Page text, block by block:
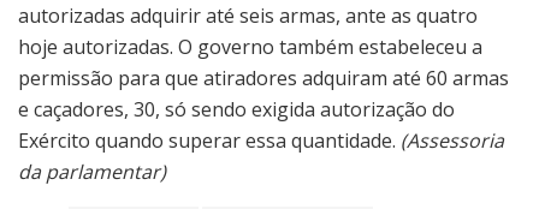
autorizadas adquirir até seis armas, ante as quatro
hoje autorizadas. O governo também estabeleceu a
permissão para que atiradores adquiram até 60 armas
e caçadores, 30, só sendo exigida autorização do
Exército quando superar essa quantidade. (Assessoria
da parlamentar)